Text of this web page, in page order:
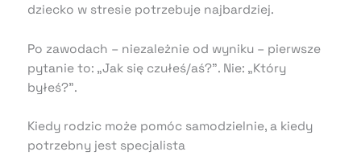
dziecko w stresie potrzebuje najbardziej.
Po zawodach – niezależnie od wyniku – pierwsze
pytanie to: „Jak się czułeś/aś?”. Nie: „Który
byłeś?”.
Kiedy rodzic może pomóc samodzielnie, a kiedy
potrzebny jest specjalista